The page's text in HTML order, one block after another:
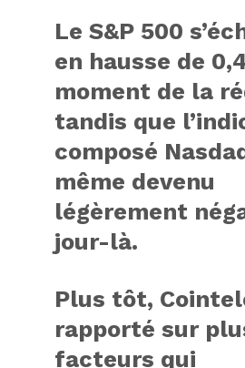
Le S&P 500
en hausse de
moment de la
tandis que
composé
même devenu
légèrement
jour-là.
Plus tôt,
rapporté sur
facteurs qui